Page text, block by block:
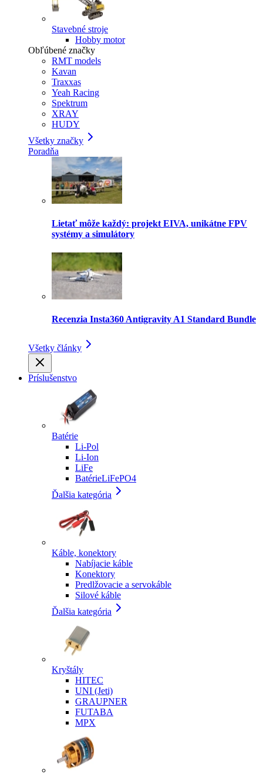
Stavebné stroje
Hobby motor
Obľúbené značky
RMT models
Kavan
Traxxas
Yeah Racing
Spektrum
XRAY
HUDY
Všetky značky
Poradňa
Lietať môže každý: projekt EIVA, unikátne FPV
systémy a simulátory
Recenzia Insta360 Antigravity A1 Standard Bundle
Všetky články
Príslušenstvo
Batérie
Li-Pol
Li-Ion
LiFe
BatérieLiFePO4
Ďalšia kategória
Káble, konektory
Nabíjacie káble
Konektory
Predlžovacie a servokáble
Silové káble
Ďalšia kategória
Kryštály
HITEC
UNI (Jeti)
GRAUPNER
FUTABA
MPX